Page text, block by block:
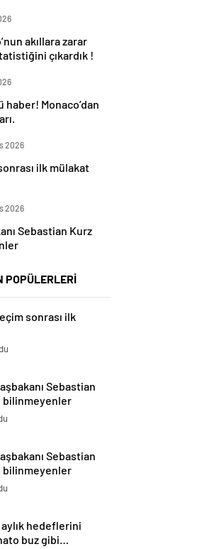
akıllara zarar
çıkardık !
haber! Monaco’dan
2026
ilk mülakat
2026
Sebastian Kurz
POPÜLERLERİ
sonrası ilk
Sebastian
bilinmeyenler
Sebastian
bilinmeyenler
hedeflerini
buz gibi…